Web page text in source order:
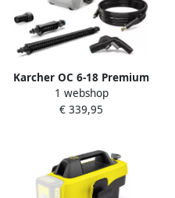
Karcher OC 6-18 Premium
Battery Set Stofzuiger
1.328-521.0
1 webshop
€ 339,95